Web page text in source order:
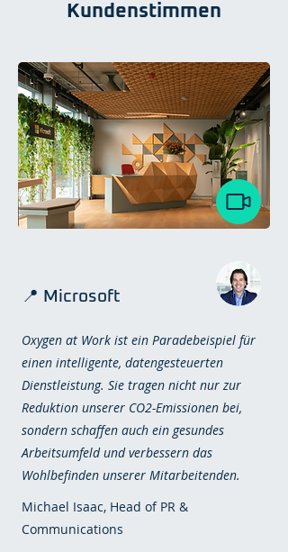
Kundenstimmen
📍 Microsoft
Oxygen at Work ist ein Paradebeispiel für
einen intelligente, datengesteuerten
Dienstleistung. Sie tragen nicht nur zur
Reduktion unserer CO2-Emissionen bei,
sondern schaffen auch ein gesundes
Arbeitsumfeld und verbessern das
Wohlbefinden unserer Mitarbeitenden.
Michael Isaac, Head of PR &
Communications